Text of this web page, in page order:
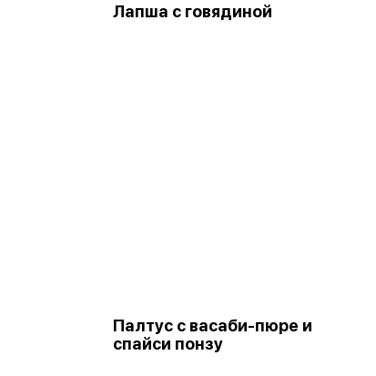
Лапша с говядиной
Палтус с васаби-пюре и
спайси понзу